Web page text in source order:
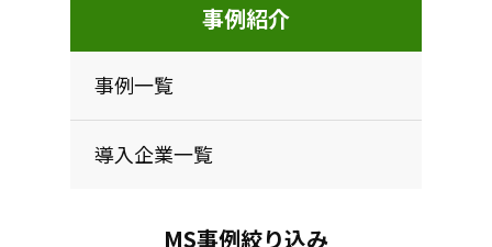
事例紹介
事例一覧
導入企業一覧
MS事例絞り込み